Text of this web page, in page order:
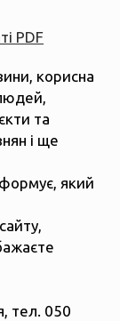
PDF
корисна
та
і ще
який
тел. 050